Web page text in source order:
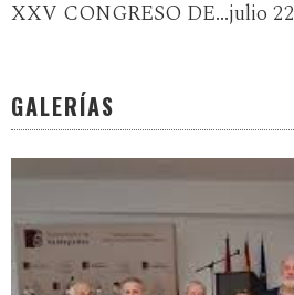
XXV CONGRESO DE...julio 22
GALERÍAS